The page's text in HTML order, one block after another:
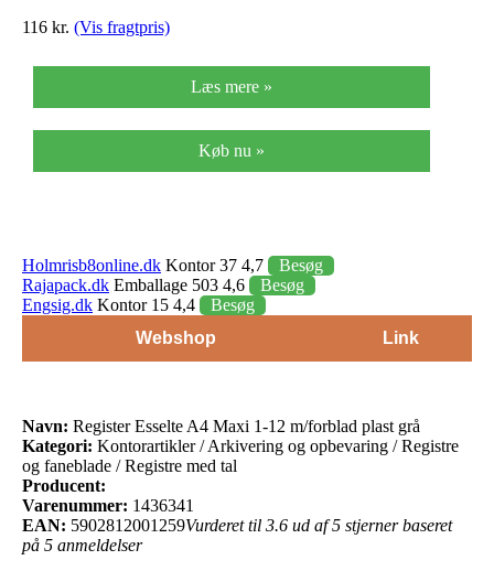
116 kr. (Vis fragtpris)
Læs mere »
Køb nu »
Holmrisb8online.dk Kontor 37 4,7
Besøg
Rajapack.dk Emballage 503 4,6
Besøg
Engsig.dk Kontor 15 4,4
Besøg
Webshop
Link
Navn: Register Esselte A4 Maxi 1-12 m/forblad plast grå
Kategori: Kontorartikler / Arkivering og opbevaring / Registre
og faneblade / Registre med tal
Producent:
Varenummer: 1436341
EAN: 5902812001259Vurderet til 3.6 ud af 5 stjerner baseret
på 5 anmeldelser